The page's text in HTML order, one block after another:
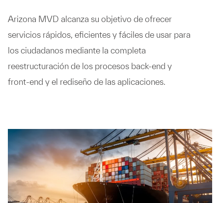
Arizona MVD alcanza su objetivo de ofrecer
servicios rápidos, eficientes y fáciles de usar para
los ciudadanos mediante la completa
reestructuración de los procesos back-end y
front-end y el rediseño de las aplicaciones.